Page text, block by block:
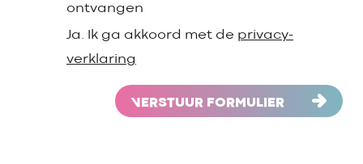
ontvangen
Ja. Ik ga akkoord met de privacy-
verklaring
VERSTUUR FORMULIER